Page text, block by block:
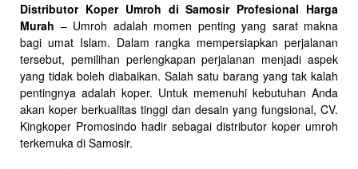
Distributor Koper Umroh di Samosir Profesional Harga
Murah – Umroh adalah momen penting yang sarat makna
bagi umat Islam. Dalam rangka mempersiapkan perjalanan
tersebut, pemilihan perlengkapan perjalanan menjadi aspek
yang tidak boleh diabaikan. Salah satu barang yang tak kalah
pentingnya adalah koper. Untuk memenuhi kebutuhan Anda
akan koper berkualitas tinggi dan desain yang fungsional, CV.
Kingkoper Promosindo hadir sebagai distributor koper umroh
terkemuka di Samosir.